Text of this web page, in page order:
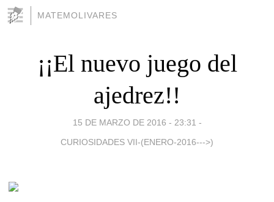
MATEMOLIVARES
¡¡El nuevo juego del
ajedrez!!
15 DE MARZO DE 2016 - 23:31 -
CURIOSIDADES VII-(ENERO-2016--->)